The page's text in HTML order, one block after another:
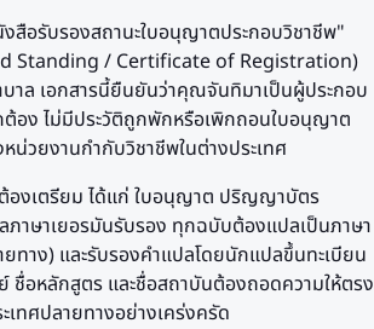
สือรับรองสถานะใบอนุญาตประกอบวิชาชีพ"
Standing / Certificate of Registration)
าล เอกสารนี้ยืนยันว่าคุณจันทิมาเป็นผู้ประกอบ
อง ไม่มีประวัติถูกพักหรือเพิกถอนใบอนุญาต
น่วยงานกำกับวิชาชีพในต่างประเทศ
องเตรียม ได้แก่ ใบอนุญาต ปริญญาบัตร
าษาเยอรมันรับรอง ทุกฉบับต้องแปลเป็นภาษา
ทาง) และรับรองคำแปลโดยนักแปลขึ้นทะเบียน
ชื่อหลักสูตร และชื่อสถาบันต้องถอดความให้ตรง
เทศปลายทางอย่างเคร่งครัด